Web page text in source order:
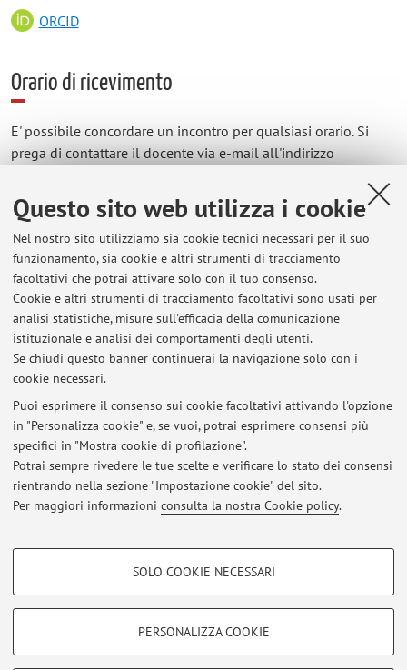
Questo sito web utilizza i cookie
Nel nostro sito utilizziamo sia cookie tecnici necessari per il suo
funzionamento, sia cookie e altri strumenti di tracciamento
facoltativi che potrai attivare solo con il tuo consenso.
Cookie e altri strumenti di tracciamento facoltativi sono usati per
analisi statistiche, misure sull'efficacia della comunicazione
istituzionale e analisi dei comportamenti degli utenti.
Se chiudi questo banner continuerai la navigazione solo con i
cookie necessari.
Puoi esprimere il consenso sui cookie facoltativi attivando l'opzione
in "Personalizza cookie" e, se vuoi, potrai esprimere consensi più
specifici in "Mostra cookie di profilazione".
Potrai sempre rivedere le tue scelte e verificare lo stato dei consensi
rientrando nella sezione "Impostazione cookie" del sito.
Per maggiori informazioni consulta la nostra Cookie policy.
COOKIE DI PROFILAZIONE - FACOLTATIVI
SOLO COOKIE NECESSARI
PERSONALIZZA COOKIE
ORCID
Orario di ricevimento
E' possibile concordare un incontro per qualsiasi orario. Si
prega di contattare il docente via e-mail all'indirizzo
Ultimi avvisi
Valutazione delle prove di Linguistica pragmatica e verbalizzazioni
Linguistica II
Pubblicato il: 14 luglio 2026
Tutti gli avvisi
In evidenza
Corso di Linguistica pragmatica 2025-26 / Materiali 1: Principio di
Area riservata
Accedi tramiteloginper gestire tutti i contenuti del sito.